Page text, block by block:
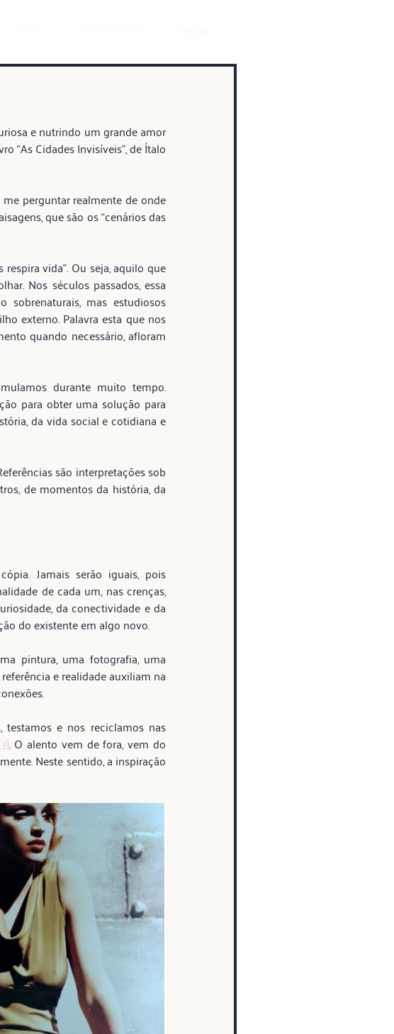
e nutrindo um grande amor
“As Cidades Invisíveis”, de Ítalo
perguntar realmente de onde
que são os “cenários das
respira vida”. Ou seja, aquilo que
Nos séculos passados, essa
mas estudiosos
externo. Palavra esta que nos
quando necessário, afloram
durante muito tempo.
para obter uma solução para
da vida social e cotidiana e
são interpretações sob
de momentos da história, da
Jamais serão iguais, pois
de cada um, nas crenças,
da conectividade e da
do existente em algo novo.
pintura, uma fotografia, uma
e realidade auxiliam na
testamos e nos reciclamos nas
. O alento vem de fora, vem do
Neste sentido, a inspiração